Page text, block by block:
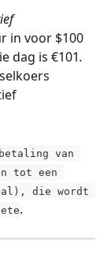
in voor $100
dag is €101.
van
tot een
die wordt
.